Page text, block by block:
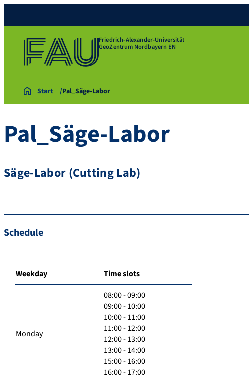
Friedrich-Alexander-Universität
GeoZentrum Nordbayern EN
Start Pal_Säge-Labor
Pal_Säge-Labor
Säge-Labor (Cutting Lab)
Schedule
Weekday Time slots
Monday
08:00 - 09:00
09:00 - 10:00
10:00 - 11:00
11:00 - 12:00
12:00 - 13:00
13:00 - 14:00
15:00 - 16:00
16:00 - 17:00